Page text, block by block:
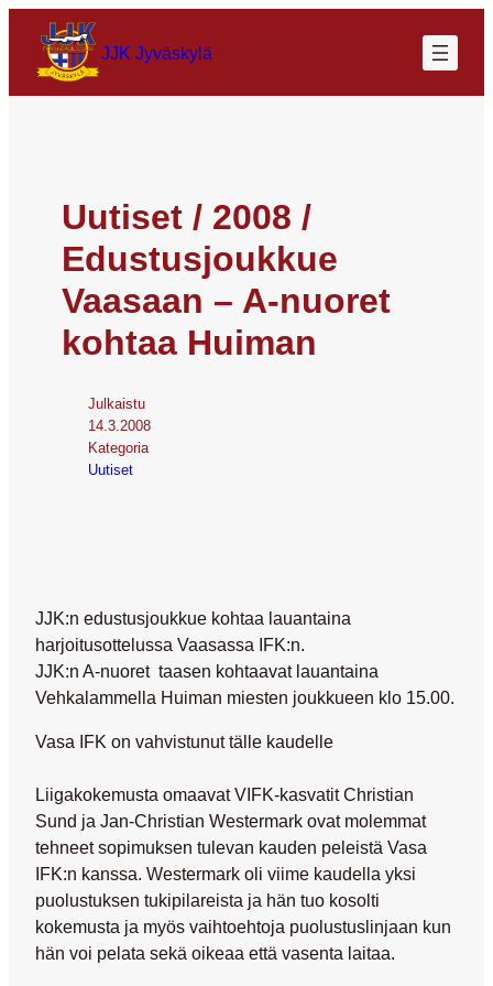
JJK Jyväskylä
Uutiset / 2008 /
Edustusjoukkue
Vaasaan – A-nuoret
kohtaa Huiman
Julkaistu
14.3.2008
Kategoria
Uutiset
JJK:n edustusjoukkue kohtaa lauantaina
harjoitusottelussa Vaasassa IFK:n.
JJK:n A-nuoret taasen kohtaavat lauantaina
Vehkalammella Huiman miesten joukkueen klo 15.00.
Vasa IFK on vahvistunut tälle kaudelle
Liigakokemusta omaavat VIFK-kasvatit Christian
Sund ja Jan-Christian Westermark ovat molemmat
tehneet sopimuksen tulevan kauden peleistä Vasa
IFK:n kanssa. Westermark oli viime kaudella yksi
puolustuksen tukipilareista ja hän tuo kosolti
kokemusta ja myös vaihtoehtoja puolustuslinjaan kun
hän voi pelata sekä oikeaa että vasenta laitaa.